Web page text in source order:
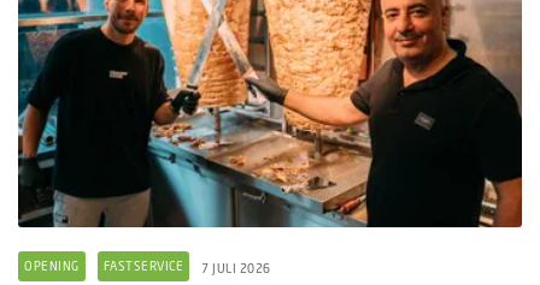
OPENING FASTSERVICE 7 JULI 2026